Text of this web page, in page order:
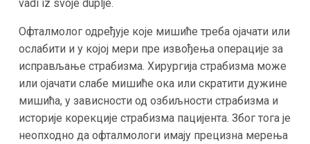
vadi iz svoje duplje.
Офталмолог одређује које мишиће треба ојачати или
ослабити и у којој мери пре извођења операције за
исправљање страбизма. Хирургија страбизма може
или ојачати слабе мишиће ока или скратити дужине
мишића, у зависности од озбиљности страбизма и
историје корекције страбизма пацијента. Због тога је
неопходно да офталмологи имају прецизна мерења